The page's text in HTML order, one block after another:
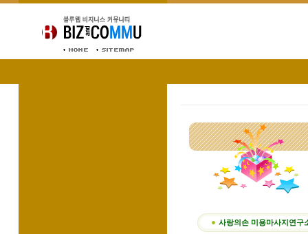
사랑의손 미용마사지연구